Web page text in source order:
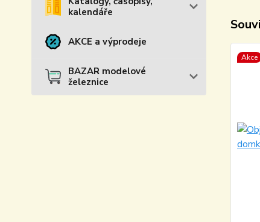
kalendáře
AKCE a výprodeje
BAZAR modelové
železnice
Akce